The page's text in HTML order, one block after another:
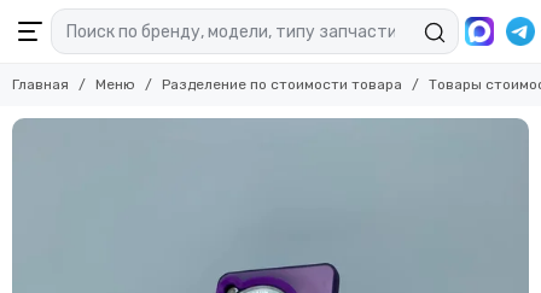
Главная Меню Разделение по стоимости товара Товары